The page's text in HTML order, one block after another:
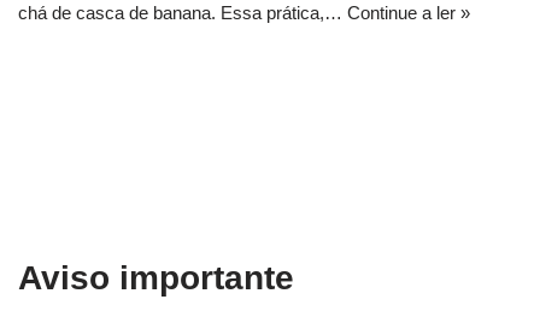
chá de casca de banana. Essa prática,… Continue a ler »
Aviso importante